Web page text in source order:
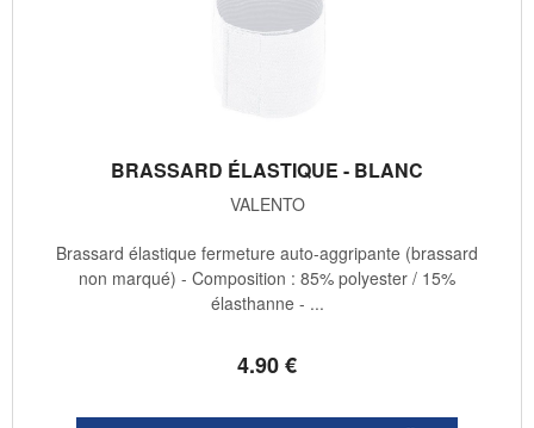
BRASSARD ÉLASTIQUE - BLANC
VALENTO
4.90€
Brassard élastique fermeture auto-aggripante (brassard
non marqué) - Composition : 85% polyester / 15%
élasthanne - ...